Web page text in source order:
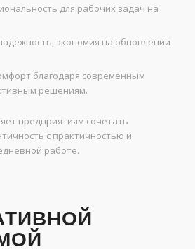
для рабочих задач на
экономия на обновлении
благодаря современным
решениям.
предприятиям сочетать
с практичностью и
работе.